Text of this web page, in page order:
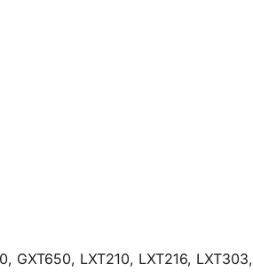
GXT650, LXT210, LXT216, LXT303,